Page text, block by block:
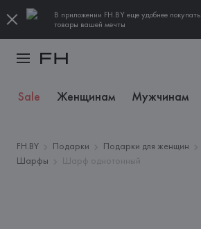
В приложении FH.BY еще удобнее покупать
товары вашей мечты
Sale Женщинам Мужчинам
FH.BY Подарки Подарки для женщин
Шарфы
Шарф однотонный